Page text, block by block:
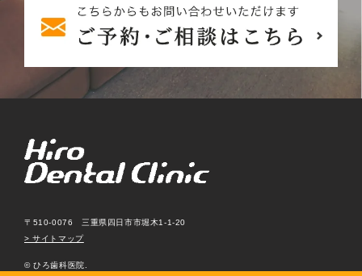
〒510-0076 三重県四日市市堀木1-1-20
> サイトマップ
© ひろ歯科医院.